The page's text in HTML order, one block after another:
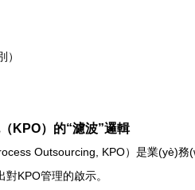
KPO）的“濾波”邏輯
Outsourcing, KPO）是業(yè)
KPO管理的啟示。